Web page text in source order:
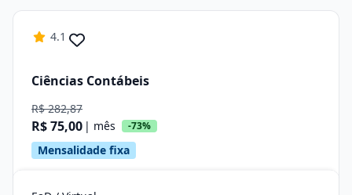
4.1
Ciências Contábeis
R$ 282,87
R$ 75,00 | mês -73%
Mensalidade fixa